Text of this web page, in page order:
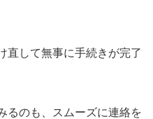
直して無事に手続きが完了
るのも、スムーズに連絡を